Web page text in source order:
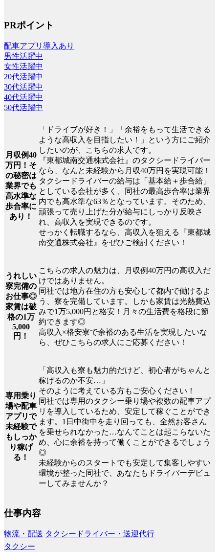
PRポイント
配車アプリ導入あり
男性活躍中
女性活躍中
20代活躍中
30代活躍中
40代活躍中
50代活躍中
月収例40
万円！そ
の秘密は
業界でも
高水準な
歩合率に
あり！
「ドライブが好き！」「余裕をもって生活できる
ような高収入を目指したい！」という方にご紹介
したいのが、こちらの求人です。
『東都城南交通株式会社』のタクシードライバー
なら、なんと未経験から月収40万円を実現可能！
タクシードライバーの給与は「基本給＋歩合給」
としている会社が多く、同社の最高歩合率は業界
内でも高水準な63％となっています。そのため、
頑張って売り上げた分が給与にしっかり反映さ
れ、高収入を実現できるのです。
せっかく転職するなら、高収入を狙える『東都城
南交通株式会社』をぜひご検討ください！
うれしい
寮完備の
お仕事◎
家賃は破
格の1万
5,000
円！
こちらの求人の魅力は、月収例40万円の高収入だ
けではありません。
同社では地方在住の方も安心して都内で働けるよ
う、寮を完備しています。しかも家賃は光熱費込
みで1万5,000円と格安！月々の生活費を格段に節
約できます◎
高収入×格安寮で余裕のある生活を実現したいな
ら、ぜひこちらの求人にご応募ください！
専用乗り
場や配車
アプリで
未経験で
もしっか
り稼げ
る！
「高収入も寮も魅力的だけど、初心者がちゃんと
稼げるのか不安…」
そのように考えている方もご安心ください！
同社では専用のタクシー乗り場や複数の配車アプ
リを導入しているため、安定して稼ぐことができ
ます。1日中街中を走り回っても、全然お客さん
を乗せられなかった…なんてことは起こらないた
め、心に余裕を持って働くことができるでしょう
◎
未経験からのスタートでも安定して集客しやすい
環境が整った同社で、あなたもドライバーデビュ
ーしてみませんか？
仕事内容
物流・配送 タクシードライバー・送迎代行
タクシー